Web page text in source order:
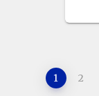
1 2